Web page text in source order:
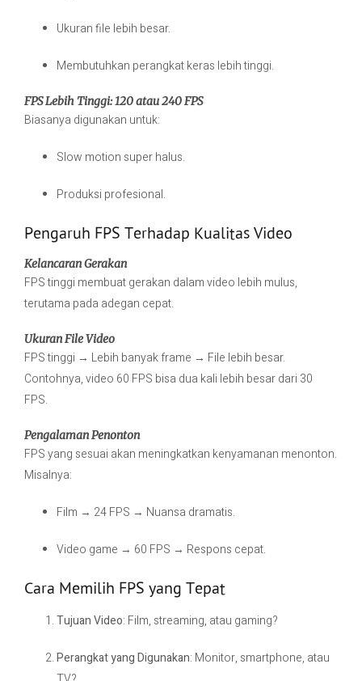
Ukuran file lebih besar.
Membutuhkan perangkat keras lebih tinggi.
FPS Lebih Tinggi: 120 atau 240 FPS
Biasanya digunakan untuk:
Slow motion super halus.
Produksi profesional.
Pengaruh FPS Terhadap Kualitas Video
Kelancaran Gerakan
FPS tinggi membuat gerakan dalam video lebih mulus,
terutama pada adegan cepat.
Ukuran File Video
FPS tinggi → Lebih banyak frame → File lebih besar.
Contohnya, video 60 FPS bisa dua kali lebih besar dari 30
FPS.
Pengalaman Penonton
FPS yang sesuai akan meningkatkan kenyamanan menonton.
Misalnya:
Film → 24 FPS → Nuansa dramatis.
Video game → 60 FPS → Respons cepat.
Cara Memilih FPS yang Tepat
Tujuan Video: Film, streaming, atau gaming?
Perangkat yang Digunakan: Monitor, smartphone, atau